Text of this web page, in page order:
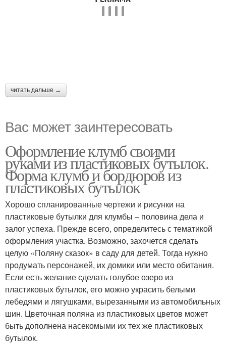
читать дальше →
Вас может заинтересовать
Оформление клумб своими
руками из пластиковых бутылок.
Форма клумб и бордюров из
пластиковых бутылок
Хорошо спланированные чертежи и рисунки на
пластиковые бутылки для клумбы – половина дела и
залог успеха. Прежде всего, определитесь с тематикой
оформления участка. Возможно, захочется сделать
целую «Поляну сказок» в саду для детей. Тогда нужно
продумать персонажей, их домики или место обитания.
Если есть желание сделать голубое озеро из
пластиковых бутылок, его можно украсить белыми
лебедями и лягушками, вырезанными из автомобильных
шин. Цветочная поляна из пластиковых цветов может
быть дополнена насекомыми их тех же пластиковых
бутылок.